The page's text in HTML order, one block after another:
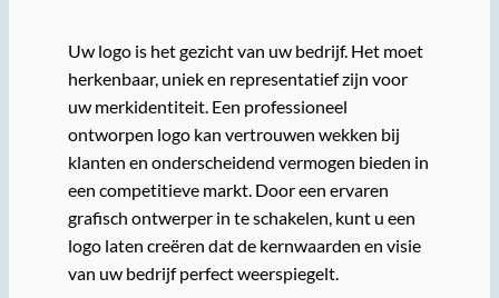
Uw logo is het gezicht van uw bedrijf. Het moet
herkenbaar, uniek en representatief zijn voor
uw merkidentiteit. Een professioneel
ontworpen logo kan vertrouwen wekken bij
klanten en onderscheidend vermogen bieden in
een competitieve markt. Door een ervaren
grafisch ontwerper in te schakelen, kunt u een
logo laten creëren dat de kernwaarden en visie
van uw bedrijf perfect weerspiegelt.